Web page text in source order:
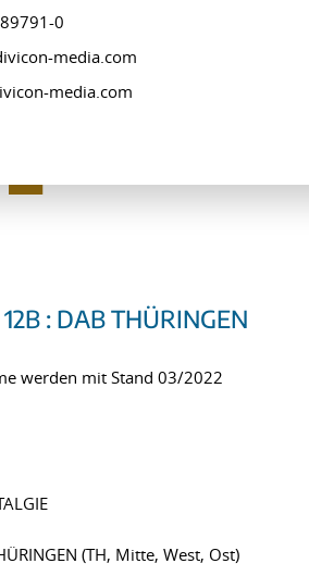
0
media.com
media.com
: DAB THÜRINGEN
werden mit Stand 03/2022
(TH, Mitte, West, Ost)